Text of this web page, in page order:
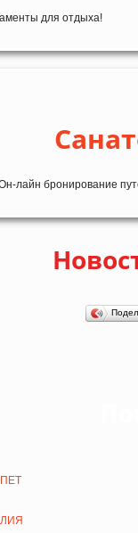
для отдыха!
лайн бронирование